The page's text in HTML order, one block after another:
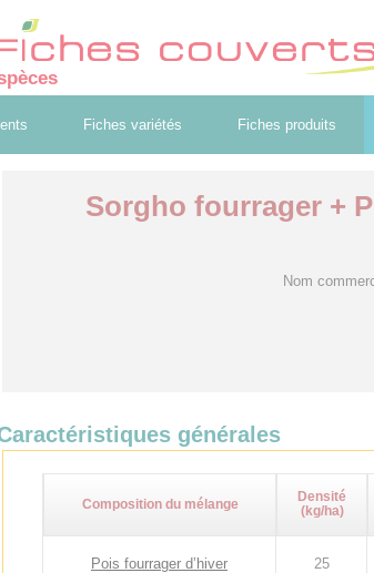
Fiches variétés Fiches produits
Sorgho fourrager +
Nom
générales
Composition du mélange
Densité
(kg/ha)
Pois fourrager d’hiver 25